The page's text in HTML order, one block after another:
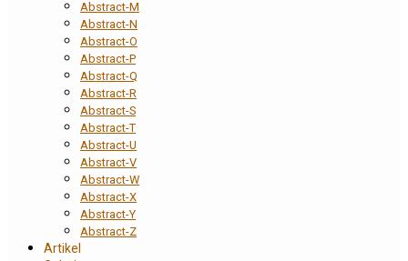
Abstract-M
Abstract-N
Abstract-O
Abstract-P
Abstract-Q
Abstract-R
Abstract-S
Abstract-T
Abstract-U
Abstract-V
Abstract-W
Abstract-X
Abstract-Y
Abstract-Z
Artikel